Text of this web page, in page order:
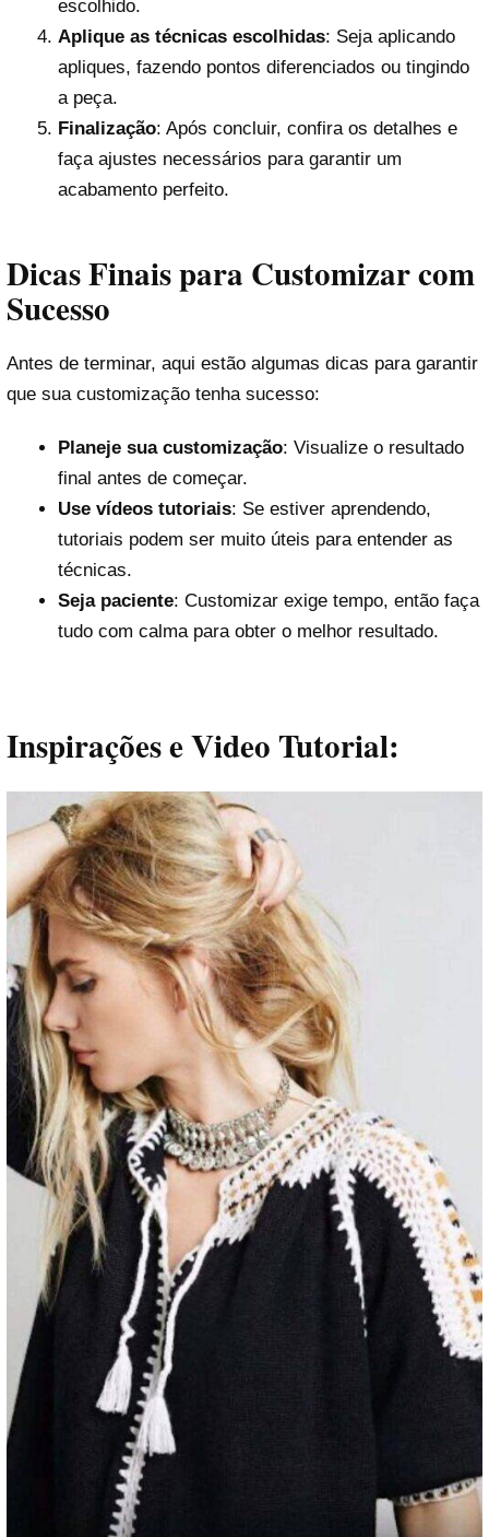
escolhido.
Aplique as técnicas escolhidas: Seja aplicando
apliques, fazendo pontos diferenciados ou tingindo
a peça.
Finalização: Após concluir, confira os detalhes e
faça ajustes necessários para garantir um
acabamento perfeito.
Dicas Finais para Customizar com
Sucesso
Antes de terminar, aqui estão algumas dicas para garantir
que sua customização tenha sucesso:
Planeje sua customização: Visualize o resultado
final antes de começar.
Use vídeos tutoriais: Se estiver aprendendo,
tutoriais podem ser muito úteis para entender as
técnicas.
Seja paciente: Customizar exige tempo, então faça
tudo com calma para obter o melhor resultado.
Inspirações e Video Tutorial: